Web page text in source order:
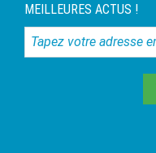
MEILLEURES ACTUS !
Tapez
votre